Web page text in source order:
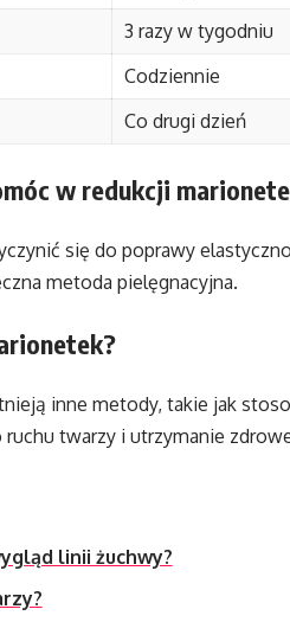
3 razy w tygodniu
Codziennie
Co drugi dzień
w redukcji
się do poprawy
metoda pielęgnacyjna.
inne metody, takie jak
twarzy i utrzymanie
linii żuchwy?